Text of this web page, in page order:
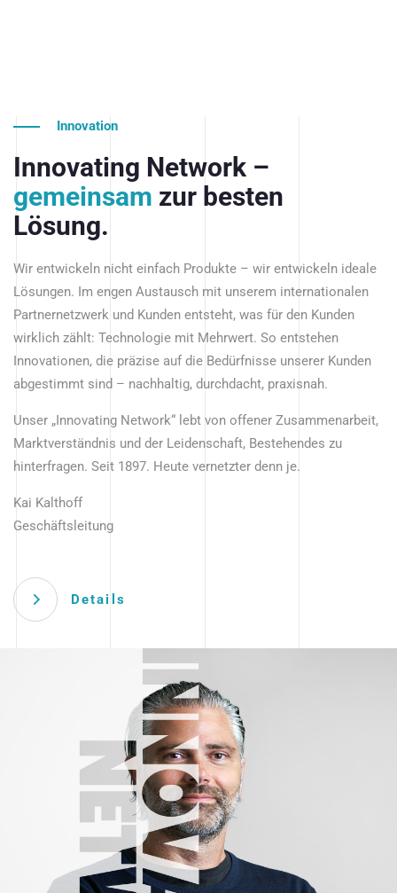
Innovation
Innovating Network –
gemeinsam zur besten
Lösung.
Wir entwickeln nicht einfach Produkte – wir entwickeln ideale
Lösungen. Im engen Austausch mit unserem internationalen
Partnernetzwerk und Kunden entsteht, was für den Kunden
wirklich zählt: Technologie mit Mehrwert. So entstehen
Innovationen, die präzise auf die Bedürfnisse unserer Kunden
abgestimmt sind – nachhaltig, durchdacht, praxisnah.
Unser „Innovating Network“ lebt von offener Zusammenarbeit,
Marktverständnis und der Leidenschaft, Bestehendes zu
hinterfragen. Seit 1897. Heute vernetzter denn je.
Kai Kalthoff
Geschäftsleitung
Details